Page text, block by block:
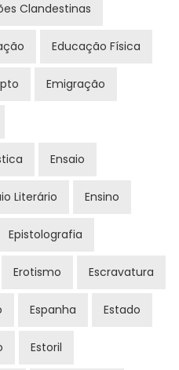
Clandestinas
Educação Física
Emigração
Ensaio
Literário Ensino
Epistolografia
Erotismo Escravatura
Espanha Estado
Estoril